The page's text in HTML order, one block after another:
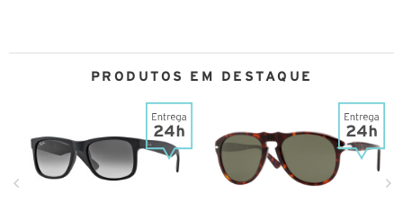
PRODUTOS EM DESTAQUE